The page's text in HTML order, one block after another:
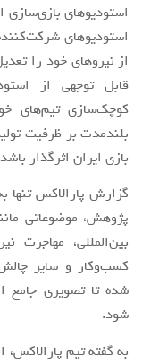
استودیوهای
از نیروهای خود را
قابل توجهی از
کوچک‌سازی تیم‌های
بلندمدت بر ظرفیت
بازی ایران اثرگذار
گزارش پارالاکس تنها
پژوهش، موضوعاتی
بین‌المللی، مهاجرت
کسب‌وکار و سایر
شده تا تصویری جامع
شود.
به گفته تیم